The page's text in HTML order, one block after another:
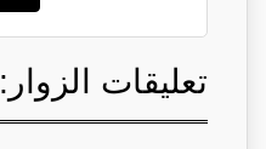
تعليقات الزوار: